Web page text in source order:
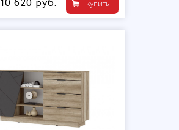
купить
10 620 руб.